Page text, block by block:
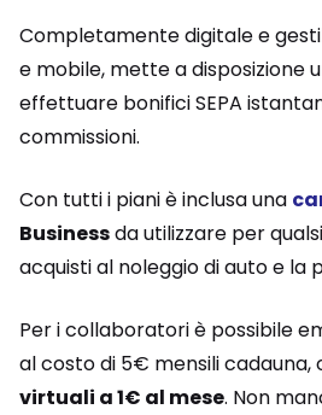
Completamente digitale e
e mobile, mette a disposizione
effettuare bonifici SEPA
commissioni.
Con tutti i piani è inclusa una
Businessda utilizzare per
acquisti al noleggio di auto e la
Per i collaboratori è possibile
al costo di 5€ mensili cadauna,
virtuali a 1€ al mese. Non